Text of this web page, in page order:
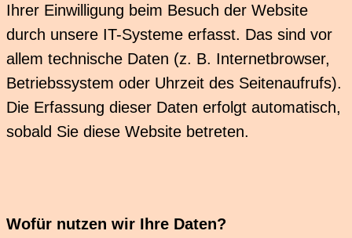
Ihrer Einwilligung beim Besuch der Website
durch unsere IT-Systeme erfasst. Das sind vor
allem technische Daten (z. B. Internetbrowser,
Betriebssystem oder Uhrzeit des Seitenaufrufs).
Die Erfassung dieser Daten erfolgt automatisch,
sobald Sie diese Website betreten.
Wofür nutzen wir Ihre Daten?